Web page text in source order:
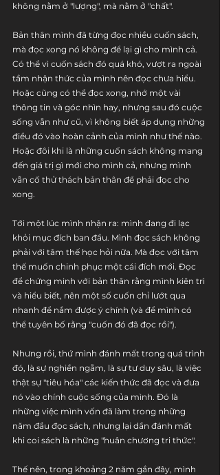
không nằm ở "lượng", mà nằm ở "chất".
Bản thân mình đã từng đọc nhiều cuốn sách,
mà đọc xong nó không để lại gì cho mình cả.
Có thể vì cuốn sách đó quá khó, vượt ra ngoài
tầm nhận thức của mình nên đọc chưa hiểu.
Hoặc cũng có thể đọc xong, nhớ một vài
thông tin và góc nhìn hay, nhưng sau đó cuộc
sống vẫn như cũ, vì không biết áp dụng những
điều đó vào hoàn cảnh của mình như thế nào.
Hoặc đôi khi là những cuốn sách không mang
đến giá trị gì mới cho mình cả, nhưng mình
vẫn cố thử thách bản thân để phải đọc cho
xong.
Tới một lúc mình nhận ra: mình đang đi lạc
khỏi mục đích ban đầu. Mình đọc sách không
phải với tâm thế học hỏi nữa. Mà đọc với tâm
thế muốn chinh phục một cái đích mới. Đọc
để chứng minh với bản thân rằng mình kiên trì
và hiểu biết, nên một số cuốn chỉ lướt qua
nhanh để nắm được ý chính (và để mình có
thể tuyên bố rằng "cuốn đó đã đọc rồi").
Nhưng rồi, thứ mình đánh mất trong quá trình
đó, là sự nghiền ngẫm, là sự tư duy sâu, là việc
thật sự "tiêu hóa" các kiến thức đã đọc và đưa
nó vào chính cuộc sống của mình. Đó là
những việc mình vốn đã làm trong những
năm đầu đọc sách, nhưng lại dần đánh mất
khi coi sách là những "huân chương tri thức".
Thế nên, trong khoảng 2 năm gần đây, mình